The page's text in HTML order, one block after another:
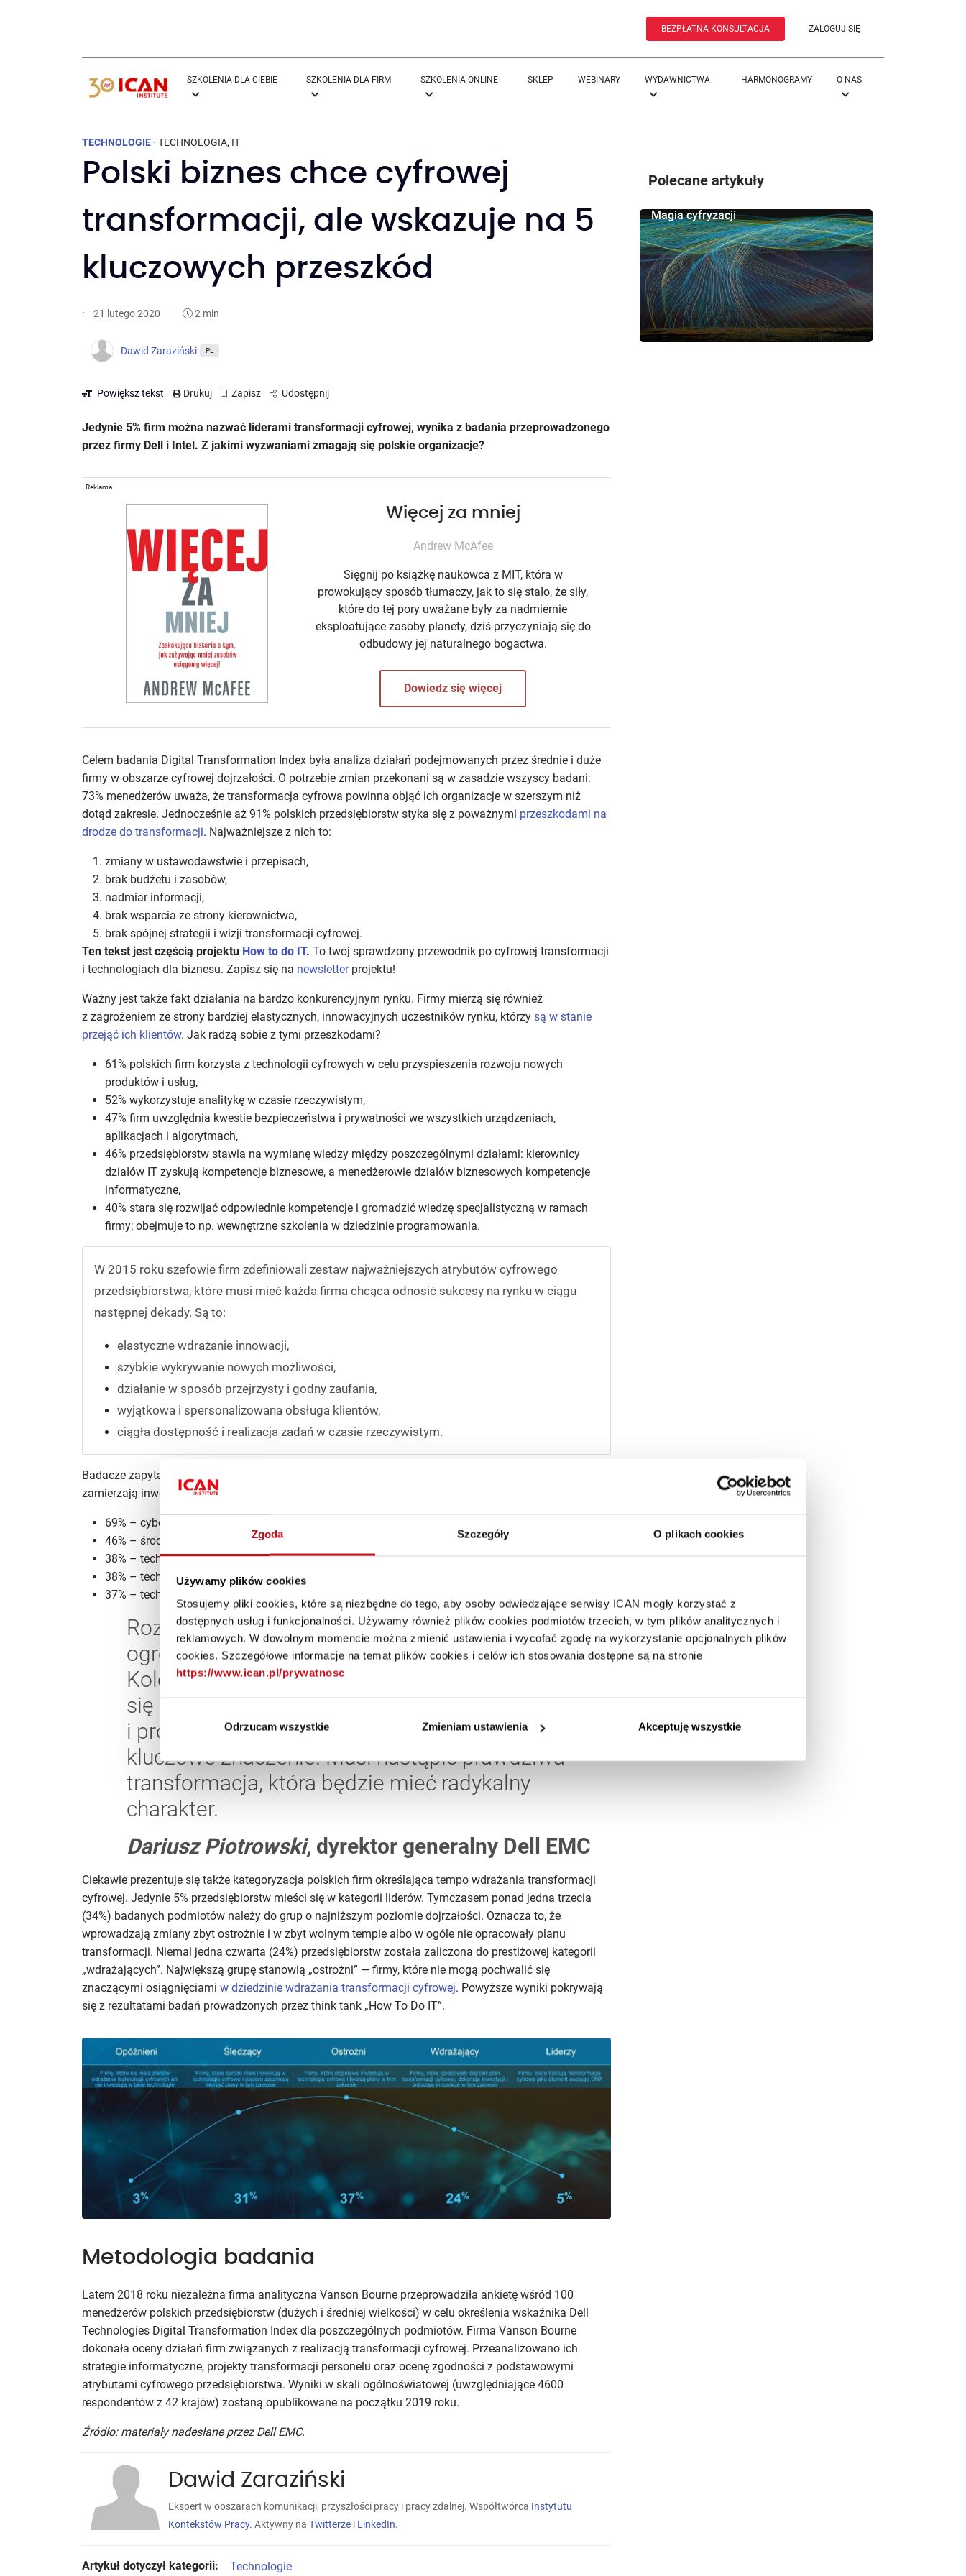
Zgoda Szczegóły O plikach cookies
Używamy plików cookies
Stosujemy pliki cookies, które są niezbędne do tego, aby osoby odwiedzające serwisy ICAN mogły korzystać z
dostępnych usług i funkcjonalności. Używamy również plików cookies podmiotów trzecich, w tym plików analitycznych i
reklamowych. W dowolnym momencie można zmienić ustawienia i wycofać zgodę na wykorzystanie opcjonalnych plików
cookies. Szczegółowe informacje na temat plików cookies i celów ich stosowania dostępne są na stronie
https://www.ican.pl/prywatnosc
Odrzucam wszystkie Zmieniam ustawienia Akceptuję wszystkie
BEZPŁATNA KONSULTACJA ZALOGUJ SIĘ
SZKOLENIA DLA CIEBIE SZKOLENIA DLA FIRM SZKOLENIA ONLINE SKLEP WEBINARY WYDAWNICTWA HARMONOGRAMY O NAS
TECHNOLOGIE · TECHNOLOGIA, IT
Polski biznes chce cyfrowej
transformacji, ale wskazuje na 5
kluczowych przeszkód
· 21 lutego 2020 · 2 min
Dawid Zaraziński PL
Powiększ tekst Drukuj Zapisz Udostępnij
Jedynie 5% firm można nazwać liderami transformacji cyfrowej, wynika z badania przeprowadzonego
przez firmy Dell i Intel. Z jakimi wyzwaniami zmagają się polskie organizacje?
Reklama
Więcej za mniej
Andrew McAfee
Sięgnij po książkę naukowca z MIT, która w
prowokujący sposób tłumaczy, jak to się stało, że siły,
które do tej pory uważane były za nadmiernie
eksploatujące zasoby planety, dziś przyczyniają się do
odbudowy jej naturalnego bogactwa.
Dowiedz się więcej
Celem badania Digital Transformation Index była analiza działań podejmowanych przez średnie i duże
firmy w obszarze cyfrowej dojrzałości. O potrzebie zmian przekonani są w zasadzie wszyscy badani:
73% menedżerów uważa, że transformacja cyfrowa powinna objąć ich organizacje w szerszym niż
dotąd zakresie. Jednocześnie aż 91% polskich przedsiębiorstw styka się z poważnymi przeszkodami na
drodze do transformacji. Najważniejsze z nich to:
zmiany w ustawodawstwie i przepisach,
brak budżetu i zasobów,
nadmiar informacji,
brak wsparcia ze strony kierownictwa,
brak spójnej strategii i wizji transformacji cyfrowej.
Ten tekst jest częścią projektu How to do IT. To twój sprawdzony przewodnik po cyfrowej transformacji
i technologiach dla biznesu. Zapisz się na newsletterprojektu!
Ważny jest także fakt działania na bardzo konkurencyjnym rynku. Firmy mierzą się również
z zagrożeniem ze strony bardziej elastycznych, innowacyjnych uczestników rynku, którzy są w stanie
przejąć ich klientów. Jak radzą sobie z tymi przeszkodami?
61% polskich firm korzysta z technologii cyfrowych w celu przyspieszenia rozwoju nowych
produktów i usług,
52% wykorzystuje analitykę w czasie rzeczywistym,
47% firm uwzględnia kwestie bezpieczeństwa i prywatności we wszystkich urządzeniach,
aplikacjach i algorytmach,
46% przedsiębiorstw stawia na wymianę wiedzy między poszczególnymi działami: kierownicy
działów IT zyskują kompetencje biznesowe, a menedżerowie działów biznesowych kompetencje
informatyczne,
40% stara się rozwijać odpowiednie kompetencje i gromadzić wiedzę specjalistyczną w ramach
firmy; obejmuje to np. wewnętrzne szkolenia w dziedzinie programowania.
W 2015 roku szefowie firm zdefiniowali zestaw najważniejszych atrybutów cyfrowego
przedsiębiorstwa, które musi mieć każda firma chcąca odnosić sukcesy na rynku w ciągu
następnej dekady. Są to:
elastyczne wdrażanie innowacji,
szybkie wykrywanie nowych możliwości,
działanie w sposób przejrzysty i godny zaufania,
wyjątkowa i spersonalizowana obsługa klientów,
ciągła dostępność i realizacja zadań w czasie rzeczywistym.
Badacze zapytali także o plany firm. Polskie organizacje w najbliższym czasie (od roku do 3 lat)
zamierzają inwestować w:
69% – cyberzabezpieczenia,
46% – środowiska wielochmurowe,
38% – technologie internetu rzeczy (IoT),
38% – technologię flash,
37% – technologie rzeczywistości wirtualnej i rozszerzonej.
Rozmawialiśmy jakiś czas temu o początkach
ogromnej zmiany na rynku. To już nieaktualne.
Kolejna era cyfrowa po prostu nadeszła. Zmienia
się nasze codzienne życie, inaczej też pracujemy
i prowadzimy firmy. A to oznacza, że czas ma
kluczowe znaczenie. Musi nastąpić prawdziwa
transformacja, która będzie mieć radykalny
charakter.
Dariusz Piotrowski, dyrektor generalny Dell EMC
Ciekawie prezentuje się także kategoryzacja polskich firm określająca tempo wdrażania transformacji
cyfrowej. Jedynie 5% przedsiębiorstw mieści się w kategorii liderów. Tymczasem ponad jedna trzecia
(34%) badanych podmiotów należy do grup o najniższym poziomie dojrzałości. Oznacza to, że
wprowadzają zmiany zbyt ostrożnie i w zbyt wolnym tempie albo w ogóle nie opracowały planu
transformacji. Niemal jedna czwarta (24%) przedsiębiorstw została zaliczona do prestiżowej kategorii
„wdrażających”. Największą grupę stanowią „ostrożni” — firmy, które nie mogą pochwalić się
znaczącymi osiągnięciami w dziedzinie wdrażania transformacji cyfrowej. Powyższe wyniki pokrywają
się z rezultatami badań prowadzonych przez think tank „How To Do IT”.
Metodologia badania
Latem 2018 roku niezależna firma analityczna Vanson Bourne przeprowadziła ankietę wśród 100
menedżerów polskich przedsiębiorstw (dużych i średniej wielkości) w celu określenia wskaźnika Dell
Technologies Digital Transformation Index dla poszczególnych podmiotów. Firma Vanson Bourne
dokonała oceny działań firm związanych z realizacją transformacji cyfrowej. Przeanalizowano ich
strategie informatyczne, projekty transformacji personelu oraz ocenę zgodności z podstawowymi
atrybutami cyfrowego przedsiębiorstwa. Wyniki w skali ogólnoświatowej (uwzględniające 4600
respondentów z 42 krajów) zostaną opublikowane na początku 2019 roku.
Źródło: materiały nadesłane przez Dell EMC.
Dawid Zaraziński
Ekspert w obszarach komunikacji, przyszłości pracy i pracy zdalnej. Współtwórca Instytutu
Kontekstów Pracy. Aktywny na Twitterze i LinkedIn.
Artykuł dotyczył kategorii: Technologie
Polecane artykuły
Magia cyfryzacji